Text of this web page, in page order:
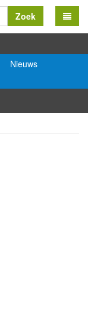
Zoek
Nieuws